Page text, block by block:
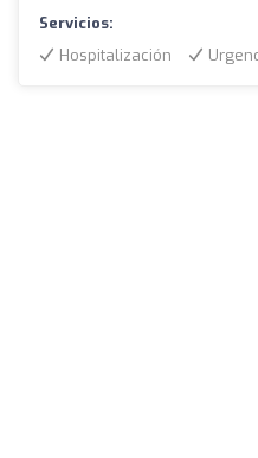
Servicios:
Hospitalización